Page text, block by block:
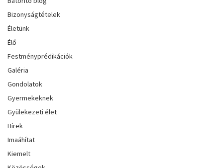
Bizonyságtételek
Életünk
Élő
Festményprédikációk
Galéria
Gondolatok
Gyermekeknek
Gyülekezeti élet
Hírek
Imaáhítat
Kiemelt